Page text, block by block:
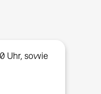
Uhr, sowie